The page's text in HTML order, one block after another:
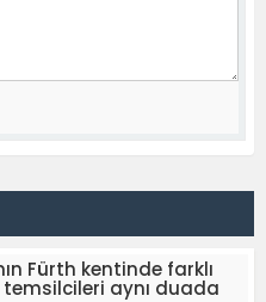
Fürth kentinde farklı
temsilcileri aynı duada